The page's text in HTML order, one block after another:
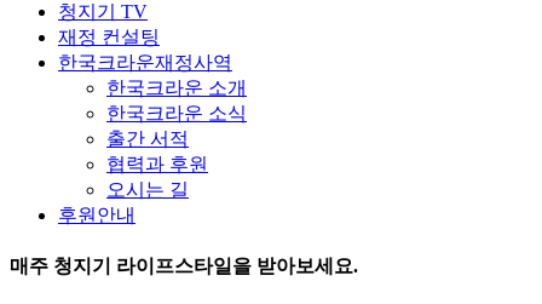
청지기 TV
재정 컨설팅
한국크라운재정사역
한국크라운 소개
한국크라운 소식
출간 서적
협력과 후원
오시는 길
후원안내
매주 청지기 라이프스타일 을 받아보세요.